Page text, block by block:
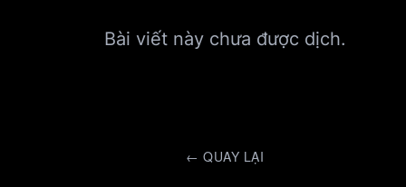
Bài viết này chưa được dịch.
← QUAY LẠI